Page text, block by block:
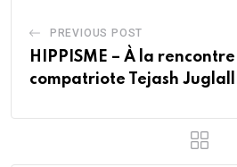
PREVIOUS POST
HIPPISME – À la
compatriote Tejash Juglall